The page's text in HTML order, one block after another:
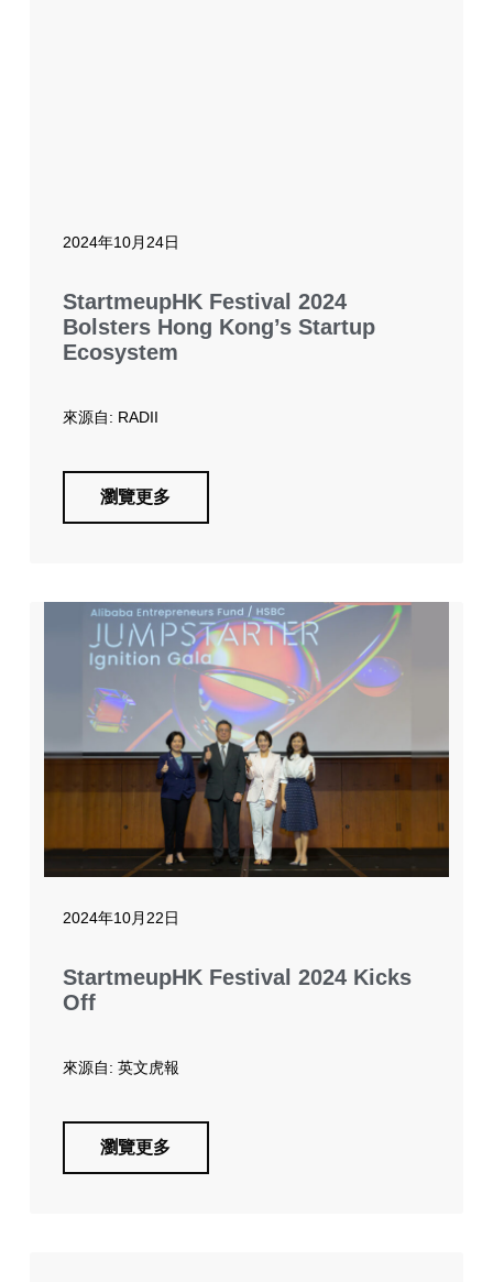
2024年10月24日
StartmeupHK Festival 2024
Bolsters Hong Kong’s Startup
Ecosystem
來源自: RADII
瀏覽更多
2024年10月22日
StartmeupHK Festival 2024 Kicks
Off
來源自: 英文虎報
瀏覽更多